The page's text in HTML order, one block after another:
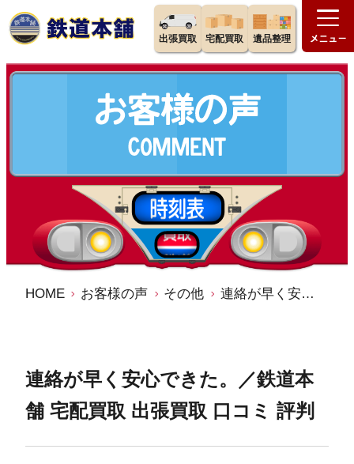
出張買取 宅配買取 遺品整理
HOME お客様の声 その他 連絡が早く安心できた。／鉄道本舗 宅配買取 出張買取 口コミ 評判
連絡が早く安心できた。／鉄道本
舗 宅配買取 出張買取 口コミ 評判